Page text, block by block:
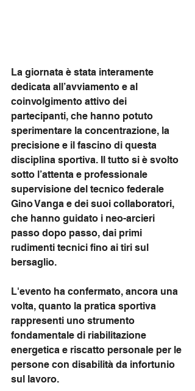
La giornata è stata interamente
dedicata all’avviamento e al
coinvolgimento attivo dei
partecipanti, che hanno potuto
sperimentare la concentrazione, la
precisione e il fascino di questa
disciplina sportiva. Il tutto si è svolto
sotto l’attenta e professionale
supervisione del tecnico federale
Gino Vanga e dei suoi collaboratori,
che hanno guidato i neo-arcieri
passo dopo passo, dai primi
rudimenti tecnici fino ai tiri sul
bersaglio.
L'evento ha confermato, ancora una
volta, quanto la pratica sportiva
rappresenti uno strumento
fondamentale di riabilitazione
energetica e riscatto personale per le
persone con disabilità da infortunio
sul lavoro.